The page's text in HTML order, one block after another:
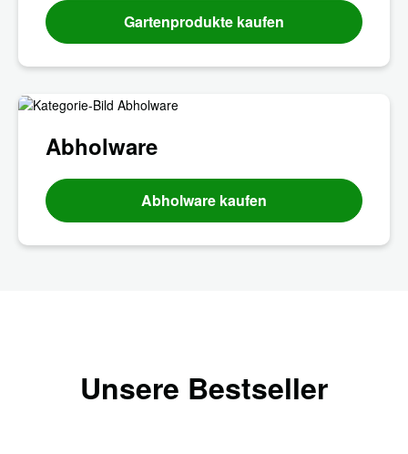
Gartenprodukte kaufen
Abholware
Abholware kaufen
Unsere Bestseller